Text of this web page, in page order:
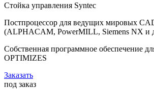
Стойка управления Syntec
Постпроцессор для ведущих мировых
(ALPHACAM, PowerMILL, Siemens NX и
Собственная программное обеспечение
OPTIMIZES
Заказать
под заказ